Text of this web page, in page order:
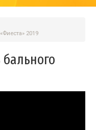
2019